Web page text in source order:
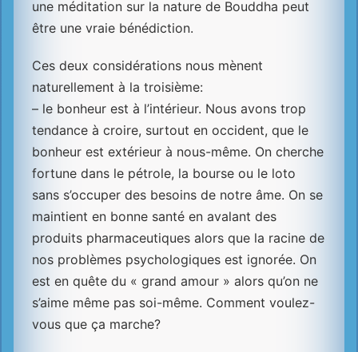
une méditation sur la nature de Bouddha peut
être une vraie bénédiction.
Ces deux considérations nous mènent
naturellement à la troisième:
– le bonheur est à l’intérieur. Nous avons trop
tendance à croire, surtout en occident, que le
bonheur est extérieur à nous-même. On cherche
fortune dans le pétrole, la bourse ou le loto
sans s’occuper des besoins de notre âme. On se
maintient en bonne santé en avalant des
produits pharmaceutiques alors que la racine de
nos problèmes psychologiques est ignorée. On
est en quête du « grand amour » alors qu’on ne
s’aime même pas soi-même. Comment voulez-
vous que ça marche?